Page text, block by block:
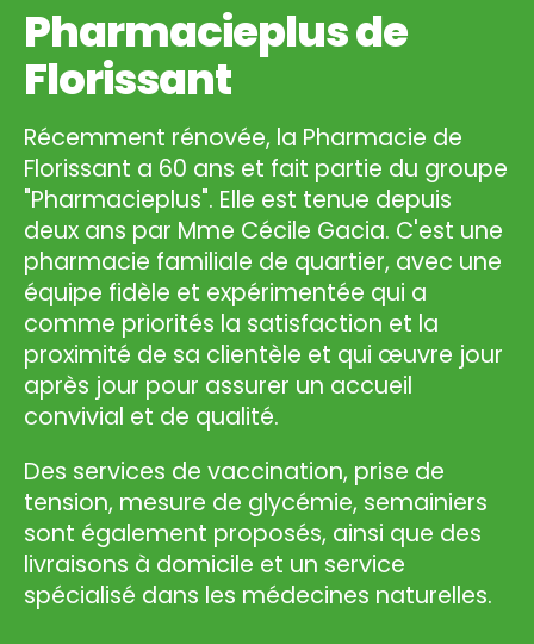
Pharmacieplus de
Florissant
Récemment rénovée, la Pharmacie de
Florissant a 60 ans et fait partie du groupe
"Pharmacieplus". Elle est tenue depuis
deux ans par Mme Cécile Gacia. C'est une
pharmacie familiale de quartier, avec une
équipe fidèle et expérimentée qui a
comme priorités la satisfaction et la
proximité de sa clientèle et qui œuvre jour
après jour pour assurer un accueil
convivial et de qualité.
Des services de vaccination, prise de
tension, mesure de glycémie, semainiers
sont également proposés, ainsi que des
livraisons à domicile et un service
spécialisé dans les médecines naturelles.